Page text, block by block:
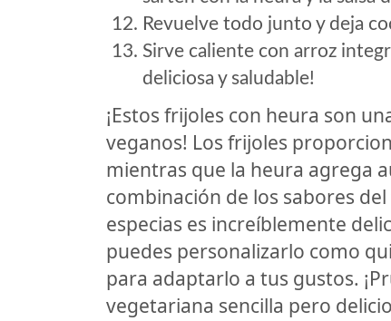
Revuelve todo junto y deja
Sirve caliente con arroz
deliciosa y saludable!
¡Estos frijoles con heura son
veganos! Los frijoles
mientras que la heura agrega
combinación de los sabores
especias es increíblemente
puedes personalizarlo como
para adaptarlo a tus gustos.
vegetariana sencilla pero